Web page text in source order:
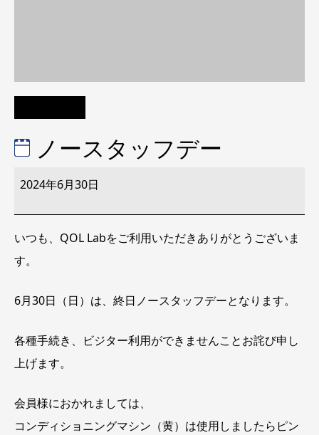
ノースタッフデー
ー
ッ
デ
2024年6月30日
いつも、QOL Labをご利用いただきありがとうございま
す。
6月30日（日）は、終日ノースタッフデーとなります。
各種手続き、ビジター利用ができませんことお詫び申し
上げます。
会員様におかれましては、
コンディショニングマシン（黄）は使用しましたらピン